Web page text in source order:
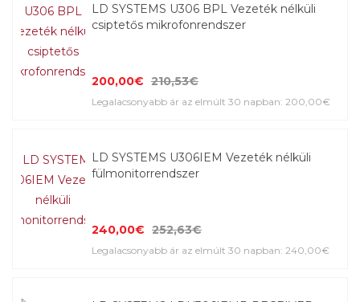
LD SYSTEMS U306 BPL Vezeték nélküli
csiptetős mikrofonrendszer
200,00€ 210,53€
Legalacsonyabb ár az elmúlt 30 napban: 200,00€
LD SYSTEMS U306IEM Vezeték nélküli
fülmonitorrendszer
240,00€ 252,63€
Legalacsonyabb ár az elmúlt 30 napban: 240,00€